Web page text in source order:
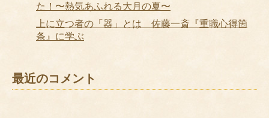
た！〜熱気あふれる大月の夏〜
上に立つ者の「器」とは 佐藤一斎『重職心得箇
条』に学ぶ
最近のコメント